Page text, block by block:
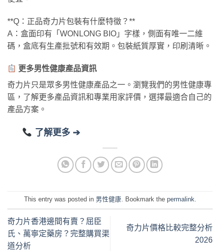
**Q：正品奇力片包裝有什麼特徵？**
A：盒面印有「WONLONG BIO」字樣，側面有唯一二維
碼，盒底有生產批號和有效期。包裝紙質厚實，印刷清晰。
更多男性健康產品資訊
奇力片只是眾多男性健康產品之一。瀏覽我們的男性健康專
區，了解更多產品資訊和專業用家評價，選擇最適合自己的
產品方案。
了解更多 ➔
This entry was posted in 男性健康. Bookmark the permalink.
奇力片香港邊間有賣？屈臣
氏、萬寧定藥房？完整購買渠
道分析
奇力片價格比較完整分析
2026